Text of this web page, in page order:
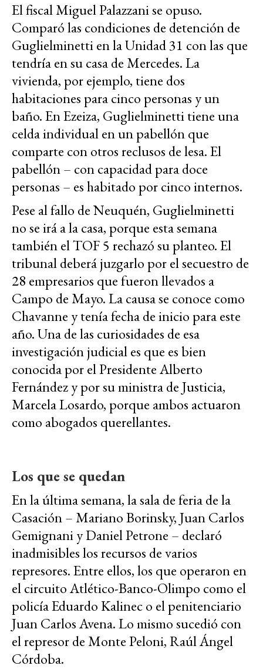
El fiscal Miguel Palazzani se opuso.
Comparó las condiciones de detención de
Guglielminetti en la Unidad 31 con las que
tendría en su casa de Mercedes. La
vivienda, por ejemplo, tiene dos
habitaciones para cinco personas y un
baño. En Ezeiza, Guglielminetti tiene una
celda individual en un pabellón que
comparte con otros reclusos de lesa. El
pabellón – con capacidad para doce
personas – es habitado por cinco internos.
Pese al fallo de Neuquén, Guglielminetti
no se irá a la casa, porque esta semana
también el TOF 5 rechazó su planteo. El
tribunal deberá juzgarlo por el secuestro de
28 empresarios que fueron llevados a
Campo de Mayo. La causa se conoce como
Chavanne y tenía fecha de inicio para este
año. Una de las curiosidades de esa
investigación judicial es que es bien
conocida por el Presidente Alberto
Fernández y por su ministra de Justicia,
Marcela Losardo, porque ambos actuaron
como abogados querellantes.
Los que se quedan
En la última semana, la sala de feria de la
Casación – Mariano Borinsky, Juan Carlos
Gemignani y Daniel Petrone – declaró
inadmisibles los recursos de varios
represores. Entre ellos, los que operaron en
el circuito Atlético-Banco-Olimpo como el
policía Eduardo Kalinec o el penitenciario
Juan Carlos Avena. Lo mismo sucedió con
el represor de Monte Peloni, Raúl Ángel
Córdoba.